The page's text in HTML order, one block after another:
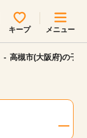
キープ メニュー
高槻市(大阪府)の子